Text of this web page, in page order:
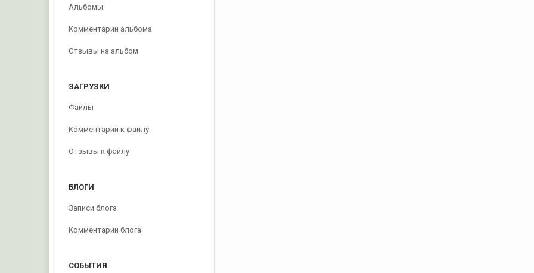
Альбомы
Комментарии альбома
Отзывы на альбом
ЗАГРУЗКИ
Файлы
Комментарии к файлу
Отзывы к файлу
БЛОГИ
Записи блога
Комментарии блога
СОБЫТИЯ